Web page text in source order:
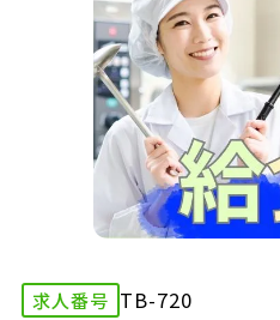
求人番号 TB-720